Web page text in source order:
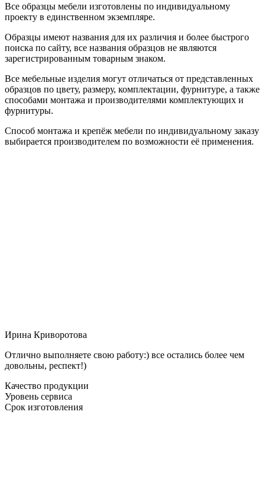
Все образцы мебели изготовлены по индивидуальному
проекту в единственном экземпляре.
Образцы имеют названия для их различия и более быстрого
поиска по сайту, все названия образцов не являются
зарегистрированным товарным знаком.
Все мебельные изделия могут отличаться от представленных
образцов по цвету, размеру, комплектации, фурнитуре, а также
способами монтажа и производителями комплектующих и
фурнитуры.
Способ монтажа и крепёж мебели по индивидуальному заказу
выбирается производителем по возможности её применения.
Ирина Криворотова
Отлично выполняете свою работу:) все остались более чем
довольны, респект!)
Качество продукции
Уровень сервиса
Срок изготовления